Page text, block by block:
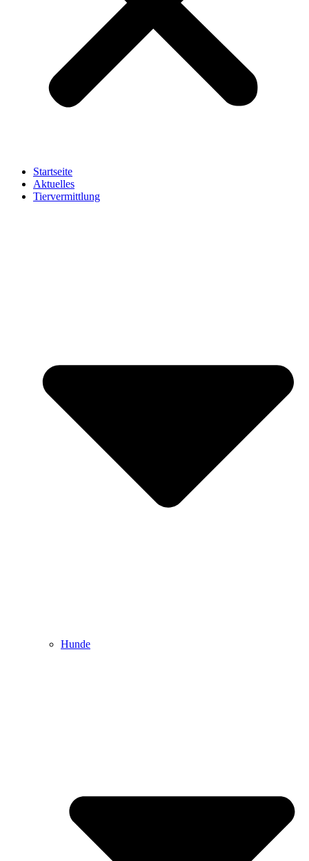
Startseite
Aktuelles
Tiervermittlung
Hunde